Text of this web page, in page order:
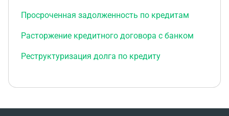
Просроченная задолженность по кредитам
Расторжение кредитного договора с банком
Реструктуризация долга по кредиту